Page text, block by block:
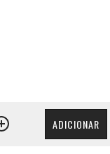
ADICIONAR